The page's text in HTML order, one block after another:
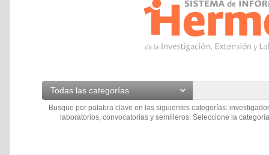
Todas las categorías
Busque por palabra clave en las siguientes categorías:
laboratorios, convocatorias y semilleros. Seleccione la